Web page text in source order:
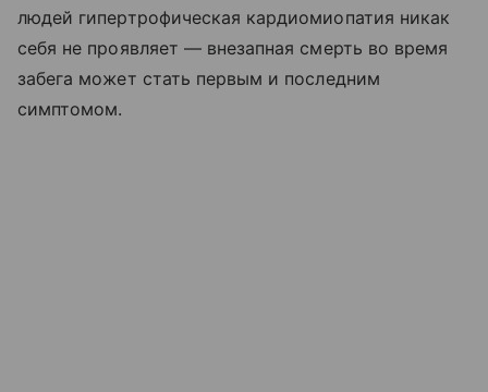
людей гипертрофическая кардиомиопатия никак
себя не проявляет — внезапная смерть во время
забега может стать первым и последним
симптомом.